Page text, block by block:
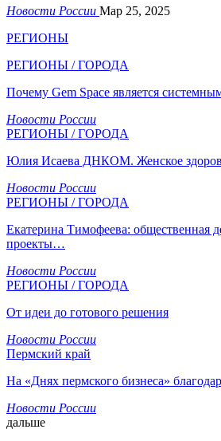
Новости России Мар 25, 2025
РЕГИОНЫ
РЕГИОНЫ / ГОРОДА
Почему Gem Space является
Новости России
РЕГИОНЫ / ГОРОДА
Юлия Исаева ДНКОМ. Женское
Новости России
РЕГИОНЫ / ГОРОДА
Екатерина Тимофеева: общественная
проекты…
Новости России
РЕГИОНЫ / ГОРОДА
От идеи до готового решения
Новости России
Пермский край
На «Днях пермского бизнеса»
Новости России
дальше